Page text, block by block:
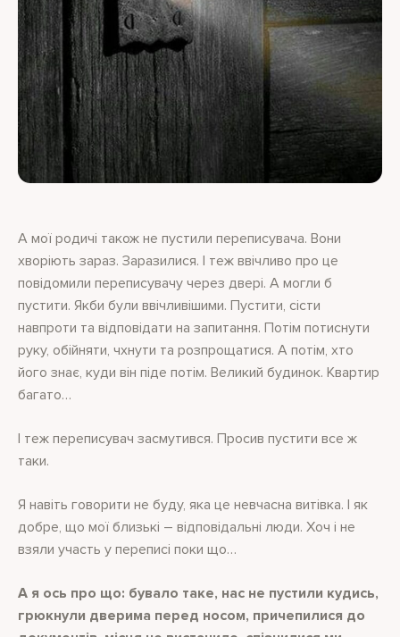
А мої родичі також не пустили переписувача. Вони
хворіють зараз. Заразилися. І теж ввічливо про це
повідомили переписувачу через двері. А могли б
пустити. Якби були ввічливішими. Пустити, сісти
навпроти та відповідати на запитання. Потім потиснути
руку, обійняти, чхнути та розпрощатися. А потім, хто
його знає, куди він піде потім. Великий будинок. Квартир
багато…
І теж переписувач засмутився. Просив пустити все ж
таки.
Я навіть говорити не буду, яка це невчасна витівка. І як
добре, що мої близькі – відповідальні люди. Хоч і не
взяли участь у переписі поки що…
А я ось про що: бувало таке, нас не пустили кудись,
грюкнули дверима перед носом, причепилися до